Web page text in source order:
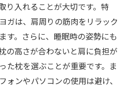
り入れることが大切です。特
ガは、肩周りの筋肉をリラック
す。さらに、睡眠時の姿勢にも
の高さが合わないと肩に負担が
た枕を選ぶことが重要です。ま
ォンやパソコンの使用は避け、